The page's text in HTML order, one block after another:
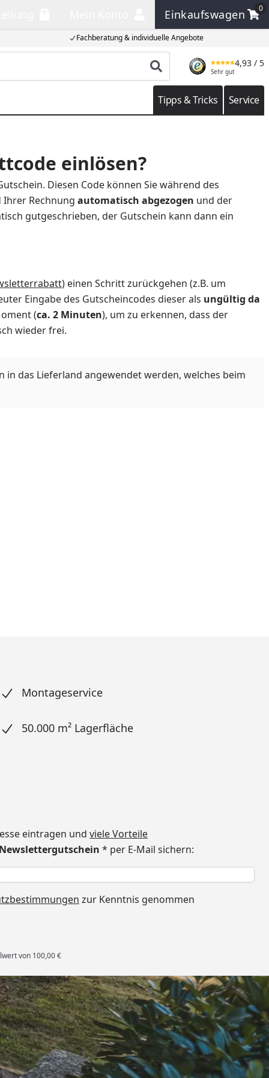
Fachberatung & individuelle Angebote
Einkaufswagen
0
Einkaufswagen
Produkt suchen
4,93 / 5
Sehr gut
Tipps & Tricks Service
einlösen?
Diesen Code können Sie während des
Rechnung automatisch abgezogen und der
gutgeschrieben, der Gutschein kann dann ein
) einen Schritt zurückgehen (z.B. um
Eingabe des Gutscheincodes dieser als ungültig da
(ca. 2 Minuten), um zu erkennen, dass der
wieder frei.
das Lieferland angewendet werden, welches beim
Montageservice
50.000 m² Lagerfläche
eintragen und viele Vorteile
* per E-Mail sichern:
zur Kenntnis genommen
von 100,00 €